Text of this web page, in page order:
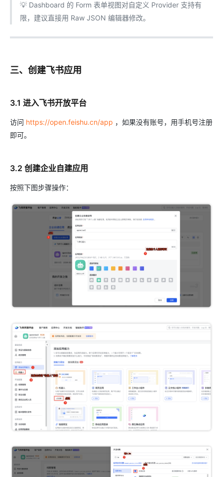
💡 Dashboard 的 Form 表单视图对自定义 Provider 支持有
限，建议直接用 Raw JSON 编辑器修改。
三、创建飞书应用
3.1 进入飞书开放平台
访问 https://open.feishu.cn/app ，如果没有账号，用手机号注册
即可。
3.2 创建企业自建应用
按照下图步骤操作：